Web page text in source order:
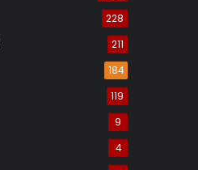
228
211
184
119
9
4